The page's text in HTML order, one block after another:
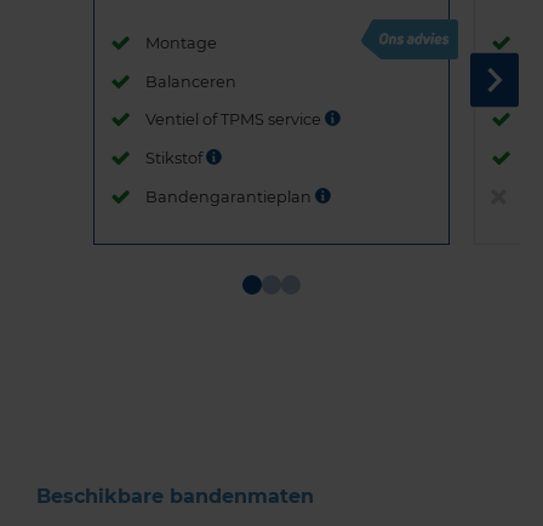
Montage
Balanceren
Ventiel of TPMS service
Stikstof
Bandengarantieplan
Beschikbare bandenmaten